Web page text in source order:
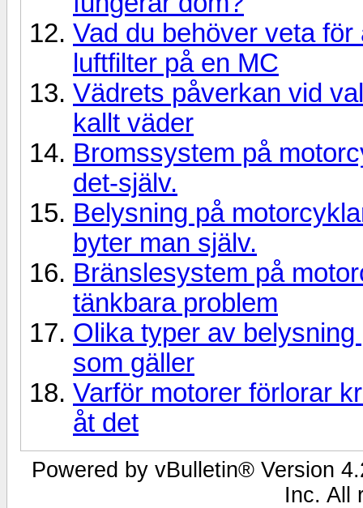
Vad du behöver veta
luftfilter på en MC
Vädrets påverkan vid
kallt väder
Bromssystem på
det-själv.
Belysning på
byter man själv.
Bränslesystem på
tänkbara problem
Olika typer av
som gäller
Varför motorer förlorar
åt det
Powered by vBulletin® Version
Inc. All